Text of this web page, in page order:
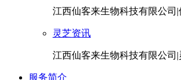
江西仙客来生物科技有限公司|
灵芝资讯
江西仙客来生物科技有限公司|
服务简介